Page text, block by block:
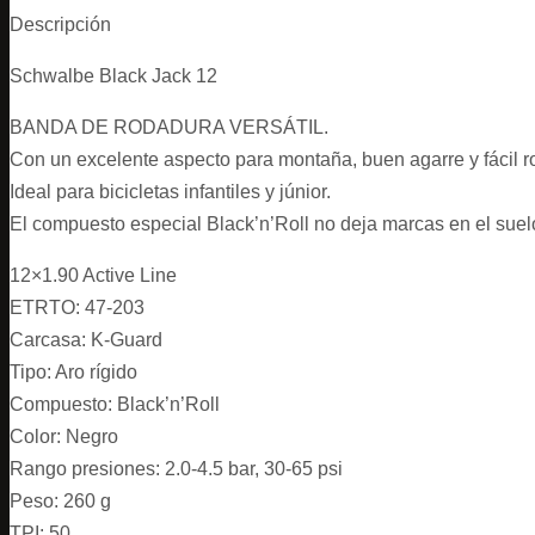
Descripción
Schwalbe Black Jack 12
BANDA DE RODADURA VERSÁTIL.
Con un excelente aspecto para montaña, buen agarre y fácil
Ideal para bicicletas infantiles y júnior.
El compuesto especial Black’n’Roll no deja marcas en el
12×1.90 Active Line
ETRTO: 47-203
Carcasa: K-Guard
Tipo: Aro rígido
Compuesto: Black’n’Roll
Color: Negro
Rango presiones: 2.0-4.5 bar, 30-65 psi
Peso: 260 g